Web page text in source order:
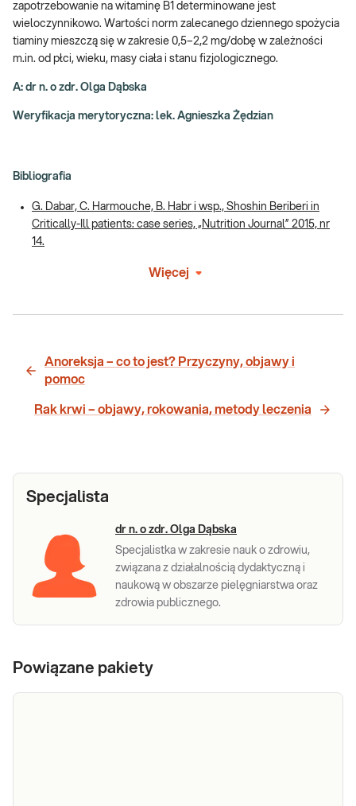
zapotrzebowanie na witaminę B1 determinowane jest
wieloczynnikowo. Wartości norm zalecanego dziennego spożycia
tiaminy mieszczą się w zakresie 0,5–2,2 mg/dobę w zależności
m.in. od płci, wieku, masy ciała i stanu fizjologicznego.
A: dr n. o zdr. Olga Dąbska
Weryfikacja merytoryczna: lek. Agnieszka Żędzian
Bibliografia
G. Dabar, C. Harmouche, B. Habr i wsp., Shoshin Beriberi in
Critically-Ill patients: case series, „Nutrition Journal” 2015, nr
14.
Więcej
Anoreksja – co to jest? Przyczyny, objawy i
pomoc
Rak krwi – objawy, rokowania, metody leczenia
Specjalista
dr n. o zdr. Olga Dąbska
Specjalistka w zakresie nauk o zdrowiu,
związana z działalnością dydaktyczną i
naukową w obszarze pielęgniarstwa oraz
zdrowia publicznego.
Powiązane pakiety